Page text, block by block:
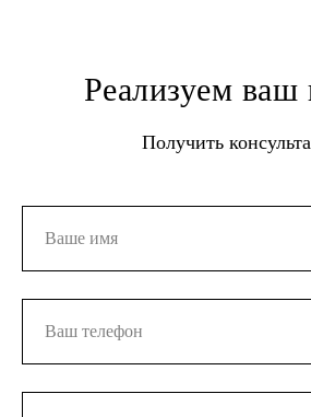
Реализуем ваш
Получить